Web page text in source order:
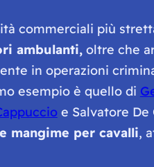
commerciali più
ambulanti,oltre che
in operazioni
esempio è quello di
e Salvatore De
mangime per cavalli,